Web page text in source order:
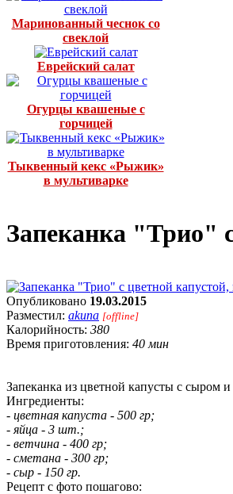
Маринованный чеснок со
свеклой
Еврейский салат
Огурцы квашеные с
горчицей
Тыквенный кекс «Рыжик»
в мультиварке
Запеканка "Трио"
Опубликовано 19.03.2015
Разместил: akuna [offline]
Калорийность: 380
Время приготовления: 40 мин
Запеканка из цветной капусты с сыром
Ингредиенты:
- цветная капуста - 500 гр;
- яйца - 3 шт.;
- ветчина - 400 гр;
- сметана - 300 гр;
- сыр - 150 гр.
Рецепт с фото пошагово: